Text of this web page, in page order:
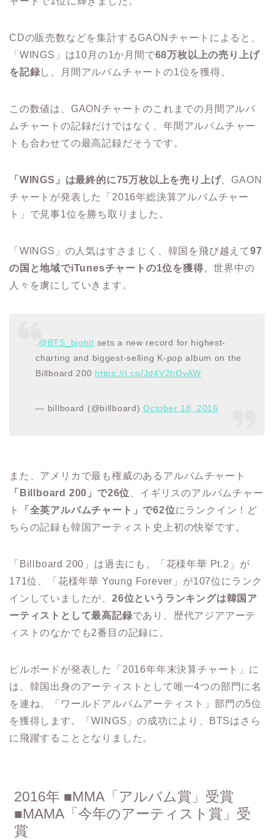
CDの販売数などを集計するGAONチャートによると、
「WINGS」は10月の1か月間で68万枚以上の売り上げ
を記録し、月間アルバムチャートの1位を獲得。
この数値は、GAONチャートのこれまでの月間アルバ
ムチャートの記録だけではなく、年間アルバムチャー
トも合わせての最高記録だそうです。
「WINGS」は最終的に75万枚以上を売り上げ、GAON
チャートが発表した「2016年総決算アルバムチャー
ト」で見事1位を勝ち取りました。
「WINGS」の人気はすさまじく、韓国を飛び越えて97
の国と地域でiTunesチャートの1位を獲得。世界中の
人々を虜にしていきます。
@BTS_bighit sets a new record for highest-
charting and biggest-selling K-pop album on the
Billboard 200 https://t.co/Jd4V2hOvAW
— billboard (@billboard)October 18, 2016
また、アメリカで最も権威のあるアルバムチャート
「Billboard 200」で26位 、イギリスのアルバムチャー
ト
「全英アルバムチャート」で62位にランクイン！ど
ちらの記録も韓国アーティスト史上初の快挙です。
「Billboard 200」は過去にも、「花様年華 Pt.2」が
171位、「花様年華 Young Forever」が107位にランク
インしていましたが、26位というランキングは韓国ア
ーティストとして最高記録であり、歴代アジアアーテ
ィストのなかでも2番目の記録に。
ビルボードが発表した「2016年年末決算チャート」に
は、韓国出身のアーティストとして唯一4つの部門に名
を連ね、「ワールドアルバムアーティスト」部門の5位
を獲得します。「WINGS」の成功により、BTSはさら
に飛躍することとなりました。
2016年 ■MMA「アルバム賞」受賞
■MAMA「今年のアーティスト賞」受
賞